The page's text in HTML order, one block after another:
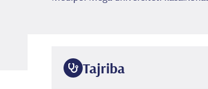
Tajriba